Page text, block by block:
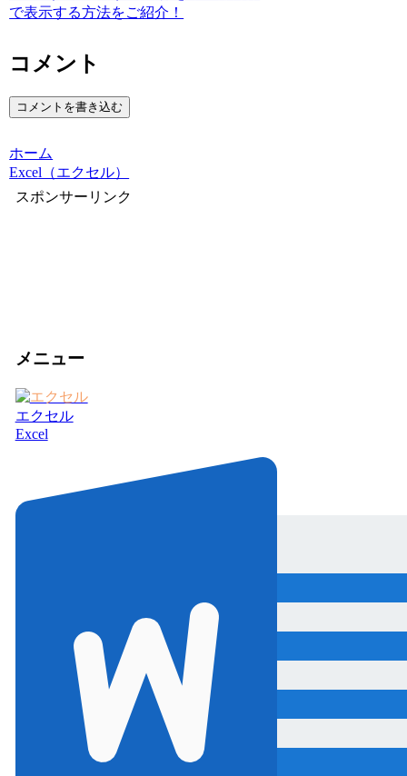
で表示する方法をご紹介！
コメント
コメントを書き込む
ホーム
Excel（エクセル）
スポンサーリンク
メニュー
エクセル
Excel